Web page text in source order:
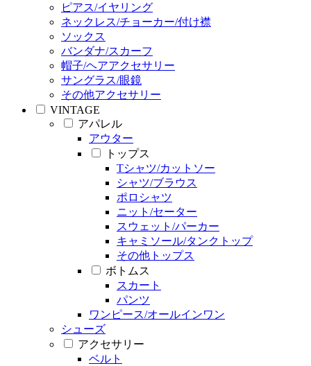
ピアス/イヤリング
ネックレス/チョーカー/付け襟
ソックス
バンダナ/スカーフ
帽子/ヘアアクセサリー
サングラス/眼鏡
その他アクセサリー
VINTAGE
アパレル
アウター
トップス
Tシャツ/カットソー
シャツ/ブラウス
ポロシャツ
ニット/セーター
スウェット/パーカー
キャミソール/タンクトップ
その他トップス
ボトムス
スカート
パンツ
ワンピース/オールインワン
シューズ
アクセサリー
ベルト